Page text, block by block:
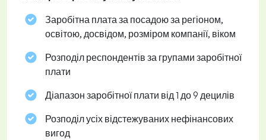
Заробітна плата за посадою за регіоном,
освітою, досвідом, розміром компанії, віком
Розподіл респондентів за групами заробітної
плати
Діапазон заробітної плати від 1 до 9 децилів
Розподіл усіх відстежуваних нефінансових
вигод